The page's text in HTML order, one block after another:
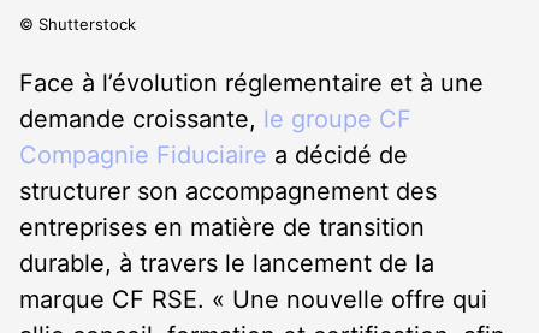
© Shutterstock
Face à l’évolution réglementaire et à une
demande croissante, le groupe CF
Compagnie Fiduciaire a décidé de
structurer son accompagnement des
entreprises en matière de transition
durable, à travers le lancement de la
marque CF RSE. « Une nouvelle offre qui